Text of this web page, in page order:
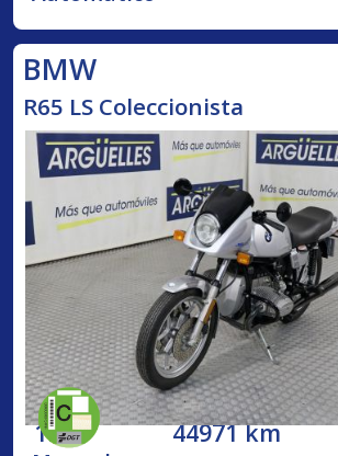
BMW
R65 LS Coleccionista
1984 44971 km